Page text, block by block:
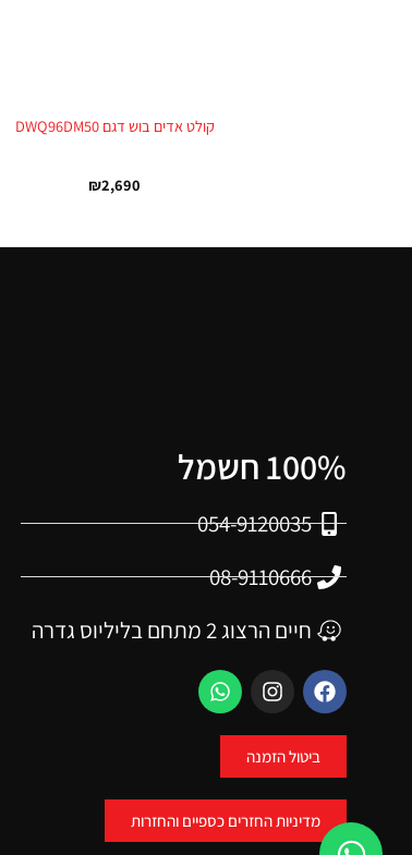
קולט אדים בוש דגם DWQ96DM50
₪2,690
100% חשמל
054-9120035
08-9110666
חיים הרצוג 2 מתחם בליליוס גדרה
ביטול הזמנה
מדיניות החזרים כספיים והחזרות